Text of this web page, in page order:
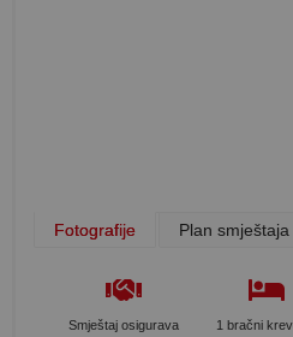
Fotografije Plan smještaja
Smještaj osigurava
1 bračni